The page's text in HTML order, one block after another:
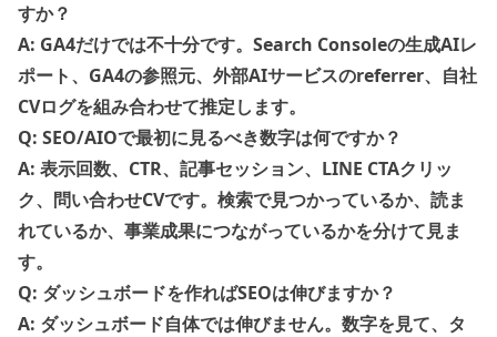
すか？
A: GA4だけでは不十分です。Search Consoleの生成AIレ
ポート、GA4の参照元、外部AIサービスのreferrer、自社
CVログを組み合わせて推定します。
Q: SEO/AIOで最初に見るべき数字は何ですか？
A: 表示回数、CTR、記事セッション、LINE CTAクリッ
ク、問い合わせCVです。検索で見つかっているか、読ま
れているか、事業成果につながっているかを分けて見ま
す。
Q: ダッシュボードを作ればSEOは伸びますか？
A: ダッシュボード自体では伸びません。数字を見て、タ